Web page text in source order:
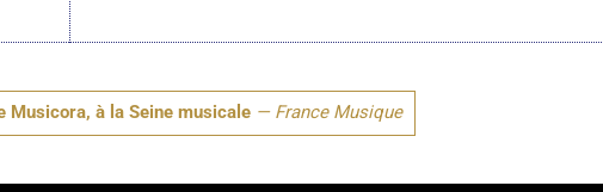
Musicora, à la Seine musicale France Musique